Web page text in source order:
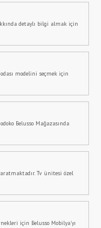
detaylı bilgi almak için
modelini seçmek için
Belusso Mağazasında
Tv ünitesi özel
için Belusso Mobilya'yı